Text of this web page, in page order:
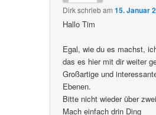
Dirkschriebam15. Januar
Hallo Tim
Egal, wie du es machst,
das es hier mit dir weiter
Großartige und
Ebenen.
Bitte nicht wieder über
Mach einfach drin Ding